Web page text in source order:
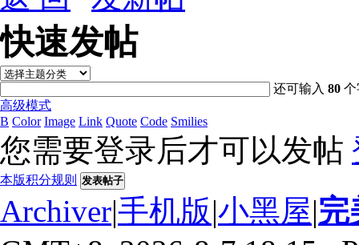
快速发帖
还可输入80 个
高级模式
B Color Image Link Quote Code Smilies
您需要登录后才可以发帖
本版积分规则 发表帖子
Archiver|手机版|小黑屋|完